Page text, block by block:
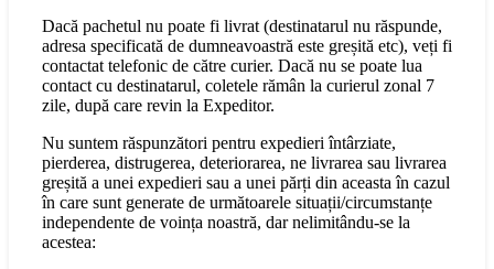
Dacă pachetul nu poate fi livrat (destinatarul nu răspunde,
adresa specificată de dumneavoastră este greșită etc), veți fi
contactat telefonic de către curier. Dacă nu se poate lua
contact cu destinatarul, coletele rămân la curierul zonal 7
zile, după care revin la Expeditor.
Nu suntem răspunzători pentru expedieri întârziate,
pierderea, distrugerea, deteriorarea, ne livrarea sau livrarea
greșită a unei expedieri sau a unei părți din aceasta în cazul
în care sunt generate de următoarele situații/circumstanțe
independente de voința noastră, dar nelimitându-se la
acestea: